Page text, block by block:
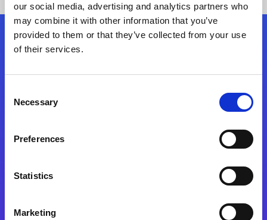
our social media, advertising and analytics partners who
may combine it with other information that you’ve
provided to them or that they’ve collected from your use
of their services.
Selection
Necessary
Preferences
Statistics
Marketing
Siga-nos